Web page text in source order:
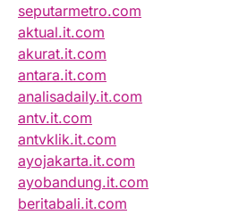
seputarmetro.com
aktual.it.com
akurat.it.com
antara.it.com
analisadaily.it.com
antv.it.com
antvklik.it.com
ayojakarta.it.com
ayobandung.it.com
beritabali.it.com